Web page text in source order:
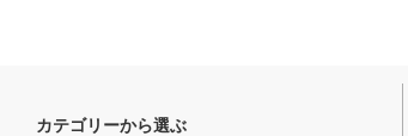
カテゴリーから選ぶ